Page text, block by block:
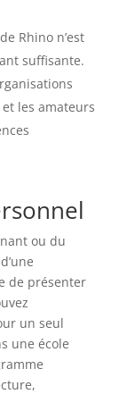
Rhino n’est
suffisante.
les amateurs
ou du
de présenter
un seul
une école